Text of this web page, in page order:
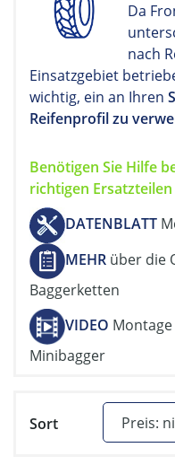
Da
nach
Einsatzgebiet
wichtig, ein an Ihren
Reifenprofil zu
Benötigen Sie Hilfe
richtigen
DATENBLATT
MEHR über die
Baggerketten
VIDEO
Minibagger
Sort